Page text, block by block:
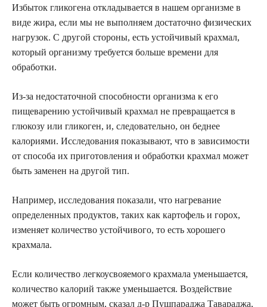
Избыток гликогена откладывается в нашем организме в
виде жира, если мы не выполняем достаточно физических
нагрузок. С другой стороны, есть устойчивый крахмал,
который организму требуется больше времени для
обработки.
Из-за недостаточной способности организма к его
пищеварению устойчивый крахмал не превращается в
глюкозу или гликоген, и, следовательно, он беднее
калориями. Исследования показывают, что в зависимости
от способа их приготовления и обработки крахмал может
быть заменен на другой тип.
Например, исследования показали, что нагревание
определенных продуктов, таких как картофель и горох,
изменяет количество устойчивого, то есть хорошего
крахмала.
Если количество легкоусвояемого крахмала уменьшается,
количество калорий также уменьшается. Воздействие
может быть огромным, сказал д-р Пушпараджа Тавараджа,